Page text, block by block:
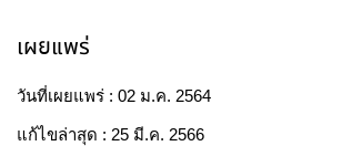
เผยแพร่
วันที่เผยแพร่ : 02 ม.ค. 2564
แก้ไขล่าสุด : 25 มี.ค. 2566